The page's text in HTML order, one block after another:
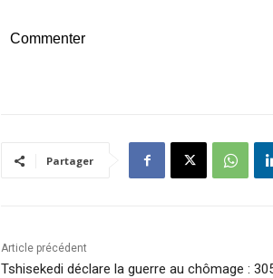
Commenter
Partager
Article précédent
Tshisekedi déclare la guerre au chômage :